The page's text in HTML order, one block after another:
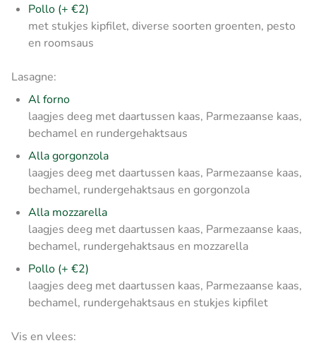
Pollo (+ €2)
met stukjes kipfilet, diverse soorten groenten, pesto
en roomsaus
Lasagne:
Al forno
laagjes deeg met daartussen kaas, Parmezaanse kaas,
bechamel en rundergehaktsaus
Alla gorgonzola
laagjes deeg met daartussen kaas, Parmezaanse kaas,
bechamel, rundergehaktsaus en gorgonzola
Alla mozzarella
laagjes deeg met daartussen kaas, Parmezaanse kaas,
bechamel, rundergehaktsaus en mozzarella
Pollo (+ €2)
laagjes deeg met daartussen kaas, Parmezaanse kaas,
bechamel, rundergehaktsaus en stukjes kipfilet
Vis en vlees: